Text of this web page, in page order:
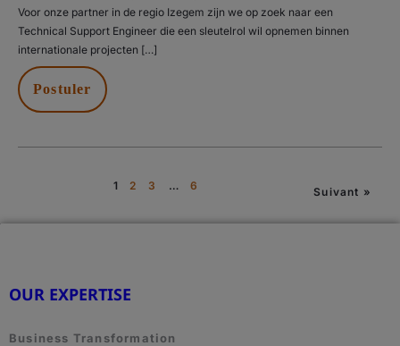
Voor onze partner in de regio Izegem zijn we op zoek naar een
Technical Support Engineer die een sleutelrol wil opnemen binnen
internationale projecten […]
Postuler
Page
1 Page
2 Page
3 … Page
6 Suivant »
OUR EXPERTISE
Business Transformation